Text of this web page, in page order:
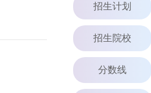
招生计划
招生院校
分数线